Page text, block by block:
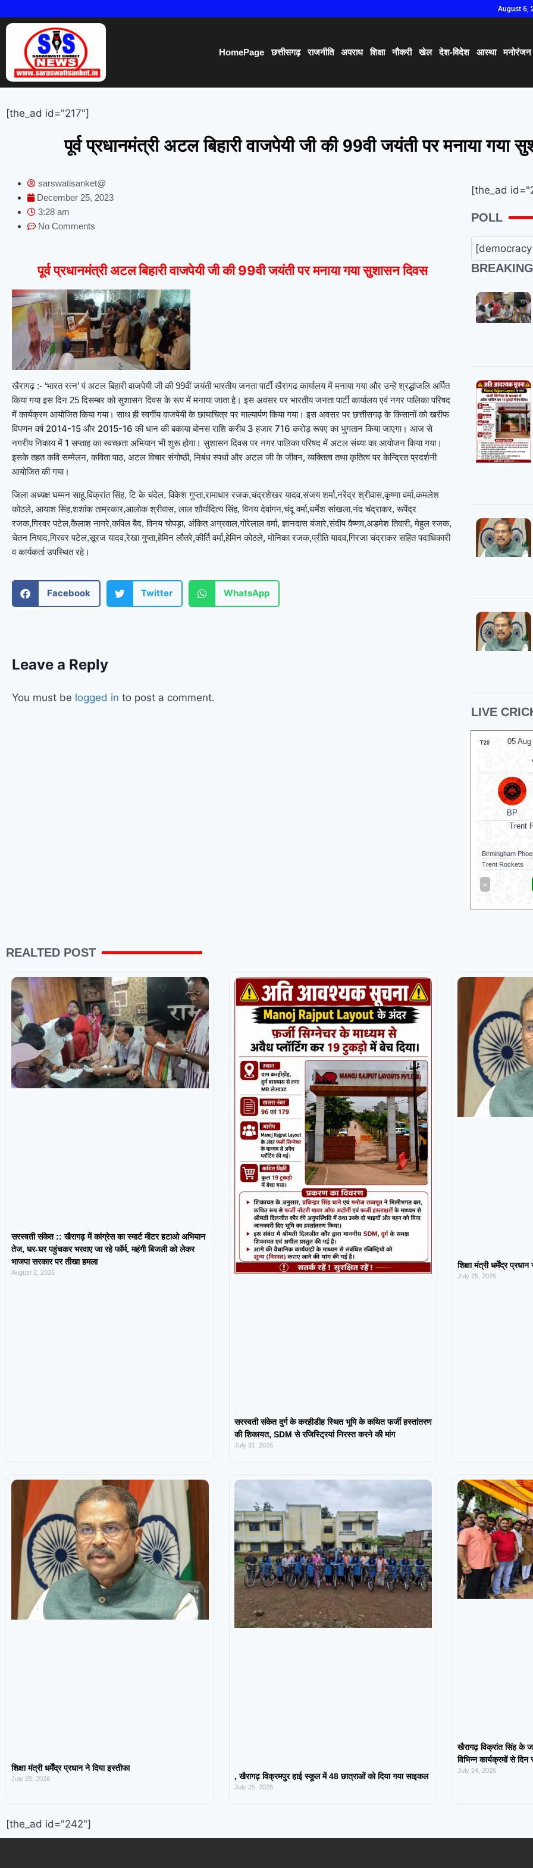
August 6,
HomePage छत्तीसगढ़ राजनीति अपराध शिक्षा नौकरी खेल देश-विदेश आस्था मनोरंजन
[the_ad id="217"]
पूर्व प्रधानमंत्री अटल बिहारी वाजपेयी जी की 99वी जयंती पर मनाया गया
sarswatisanket@
December 25, 2023
3:28 am
No Comments
पूर्व प्रधानमंत्री अटल बिहारी वाजपेयी जी की 99वी जयंती पर मनाया गया सुशासन दिवस
खैरागढ़ :- ‘भारत रत्न’ पं अटल बिहारी वाजपेयी जी की 99वीं जयंती भारतीय जनता पार्टी खैरागढ कार्यालय में मनाया गया और उन्हें श्रद्धांजलि अर्पित
किया गया इस दिन 25 दिसम्बर को सुशासन दिवस के रूप में मनाया जाता है। इस अवसर पर भारतीय जनता पार्टी कार्यालय एवं नगर पालिका परिषद
में कार्यक्रम आयोजित किया गया।साथ ही स्वर्गीय वाजपेयी के छायाचित्र पर माल्यार्पण किया गया।इस अवसर पर छत्तीसगढ़ के किसानों को खरीफ
विपणन वर्ष 2014-15 और 2015-16 की धान की बकाया बोनस राशि करीब 3 हजार 716 करोड़ रूपए का भुगतान किया जाएगा। आज से
नगरीय निकाय में 1 सप्ताह का स्वच्छता अभियान भी शुरू होगा। सुशासन दिवस पर नगर पालिका परिषद में अटल संध्या का आयोजन किया गया।
इसके तहत कवि सम्मेलन, कविता पाठ, अटल विचार संगोष्ठी, निबंध स्पर्धा और अटल जी के जीवन, व्यक्तित्व तथा कृतित्व पर केन्द्रित प्रदर्शनी
आयोजित की गया।
जिला अध्यक्ष घम्मन साहू,विक्रांत सिंह, टि के चंदेल, विकेश गुप्ता,रामाधार रजक,चंद्रशेखर यादव,संजय शर्मा,नरेंद्र श्रीवास,कृष्णा वर्मा,कमलेश
कोठले, आयाश सिंह,शशांक ताम्रकार,आलोक श्रीवास, लाल शौर्यादित्य सिंह, विनय देवांगन,चंदू वर्मा,धर्मेश सांखला,नंद चंद्राकर, रूपेंद्र
रजक,गिरवर पटेल,कैलाश नागरे,कपिल बैद, विनय चोपड़ा, अंकित अग्रवाल,गोरेलाल वर्मा, ज्ञानदास बंजारे,संदीप वैष्णव,अडमेश तिवारी, मेहुल रजक,
चेतन निषाद,गिरवर पटेल,सूरज यादव,रेखा गुप्ता,हेमिन लौतरे,कीर्ति वर्मा,हेमिन कोठले, मोनिका रजक,प्रीति यादव,गिरजा चंद्राकरसहित पदाधिकारी
व कार्यकर्ता उपस्थित रहे।
Facebook Twitter WhatsApp
Leave a Reply
You must be logged in to post a comment.
[the_ad
POLL
LIVE
05
T20
BP
Trent
Birmingham
Trent Rockets
«
REALTED POST
सरस्वती संकेत :: खैरागढ़ में कांग्रेस का स्मार्ट मीटर हटाओ अभियान
तेज, घर-घर पहुंचकर भरवाए जा रहे फॉर्म, महंगी बिजली को लेकर
भाजपा सरकार पर तीखा हमला
August 2, 2026
सरस्वती संकेत दुर्ग के करहीडीह स्थित भूमि के कथित फर्जी हस्तांतरण
की शिकायत, SDM से रजिस्ट्रियां निरस्त करने की मांग
July 31, 2026
शिक्षा मंत्री धर्मेंद्र
July 25, 2026
शिक्षा मंत्री धर्मेंद्र प्रधान ने दिया इस्तीफा
July 25, 2026 , खैरागढ़ विक्रमपुर हाई स्कूल में 48 छात्राओं को दिया गया साइकल
July 25, 2026
खैरागढ़ विक्रांत सिंह के
विभिन्न कार्यक्रमों से दिन
July 24, 2026
[the_ad id="242"]